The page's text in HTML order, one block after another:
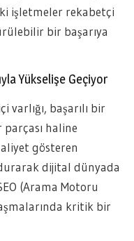
işletmeler rekabetçi
bir başarıya
Yükselişe Geçiyor
başarılı bir
haline
gösteren
dijital dünyada
(Arama Motoru
kritik bir